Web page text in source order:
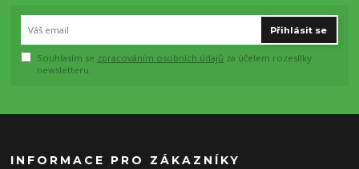
Přihlásit se
Souhlasím se zpracováním osobních údajů za účelem rozesílky
newsletteru.
INFORMACE PRO ZÁKAZNÍKY